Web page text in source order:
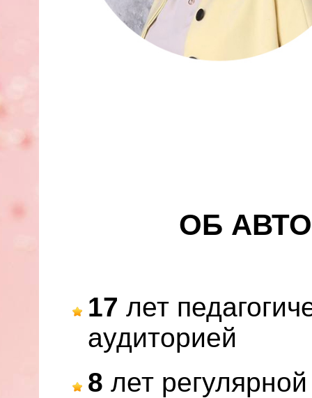
ОБ
17 лет
аудиторией
8 лет